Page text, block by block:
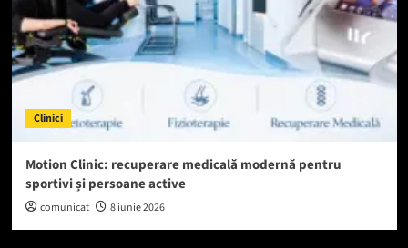
Clinici
Motion Clinic: recuperare medicală modernă pentru
sportivi și persoane active
comunicat 8 iunie 2026